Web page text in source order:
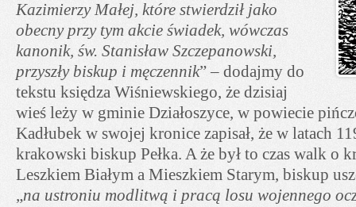
Kazimierzy Małej, które stwierdził jako
obecny przy tym akcie świadek, wówczas
kanonik, św. Stanisław Szczepanowski,
przyszły biskup i męczennik” – dodajmy do
tekstu księdza Wiśniewskiego, że dzisiaj
wieś leży w gminie Działoszyce, w powiecie
Kadłubek w swojej kronice zapisał, że w latach
krakowski biskup Pełka. A że był to czas walk o
Leszkiem Białym a Mieszkiem Starym, biskup
„na ustroniu modlitwą i pracą losu wojennego